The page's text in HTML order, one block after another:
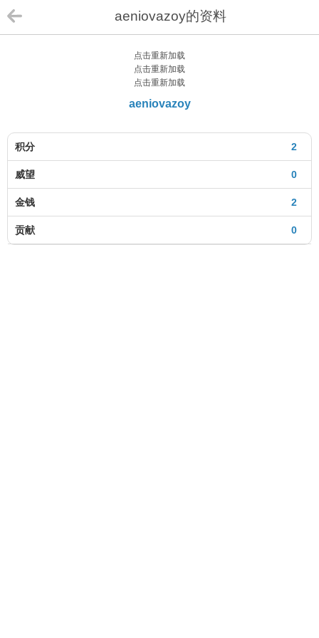
aeniovazoy的资料
点击重新加载
点击重新加载
点击重新加载
aeniovazoy
2
积分
0
威望
2
金钱
0
贡献